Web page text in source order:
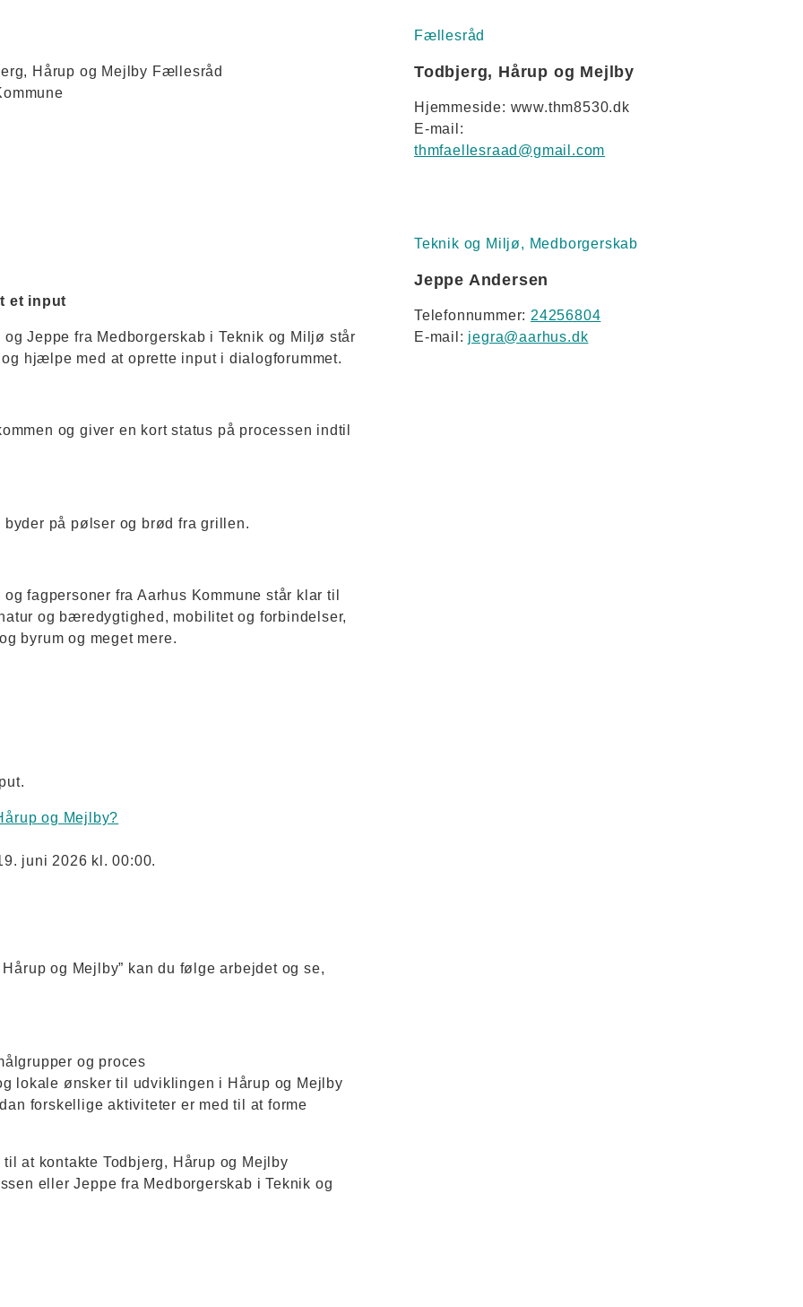
Hårup og Mejlby Fællesråd
et input
Jeppe fra Medborgerskab i Teknik og Miljø står
hjælpe med at oprette input i dialogforummet.
og giver en kort status på processen indtil
på pølser og brød fra grillen.
fagpersoner fra Aarhus Kommune står klar til
og bæredygtighed, mobilitet og forbindelser,
byrum og meget mere.
og Mejlby?
juni 2026 kl. 00:00.
og Mejlby” kan du følge arbejdet og se,
og proces
lokale ønsker til udviklingen i Hårup og Mejlby
forskellige aktiviteter er med til at forme
at kontakte Todbjerg, Hårup og Mejlby
eller Jeppe fra Medborgerskab i Teknik og
Fællesråd
Todbjerg, Hårup og Mejlby
Hjemmeside: www.thm8530.dk
E-mail:
thmfaellesraad@gmail.com
Teknik og Miljø, Medborgerskab
Jeppe Andersen
Telefonnummer: 24256804
E-mail: jegra@aarhus.dk